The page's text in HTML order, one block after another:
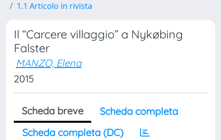
1.1 Articolo in rivista
Il “Carcere villaggio” a Nykøbing
Falster
MANZO, Elena
2015
Scheda breve
Scheda completa
Scheda completa (DC)